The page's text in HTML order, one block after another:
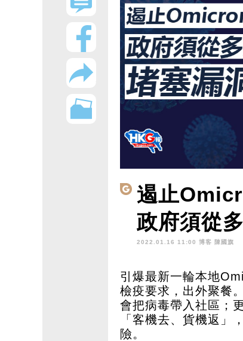
遏止
政府須從
2022.01.16 11:00 博客 陳國旗
引爆最新一輪本地
檢疫要求，出外聚餐
會把病毒帶入社區；
「客機去、貨機返」
險。